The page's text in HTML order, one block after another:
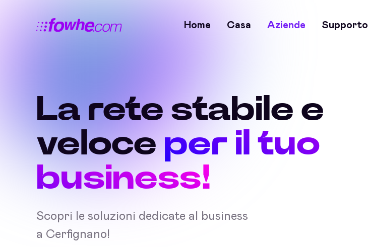
Home Casa Aziende Supporto
La rete stabile e
veloce per il tuo
business!
Scopri le soluzioni dedicate al business
a Cerfignano!